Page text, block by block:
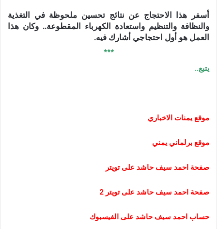
أسفر هذا الاحتجاج عن نتائج تحسين ملحوظة في التغذية
والنظافة والتنظيم واستعادة الكهرباء المقطوعة.. وكان هذا
العمل هو أول احتجاجي أشارك فيه.
***
يتبع..
موقع يمنات الاخباري
موقع برلماني يمني
صفحة احمد سيف حاشد على تويتر
صفحة احمد سيف حاشد على تويتر 2
حساب احمد سيف حاشد على الفيسبوك